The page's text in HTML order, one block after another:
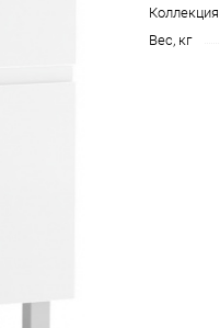
Коллекция
Вес, кг